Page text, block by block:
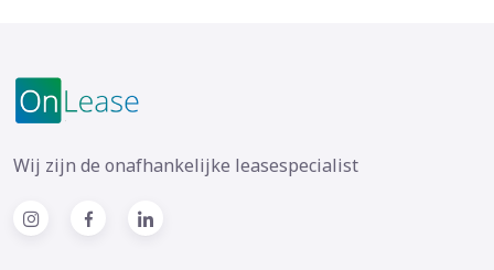
Wij zijn de onafhankelijke leasespecialist